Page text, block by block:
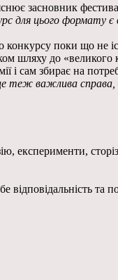
засновник
для цього формату
конкурсу поки що
шляху до «великого
і сам збирає на
теж важлива справа,
експерименти,
відповідальність та